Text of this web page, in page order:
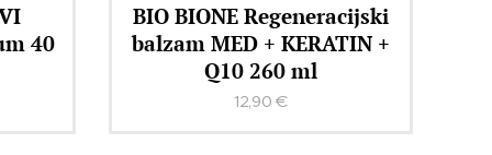
+
BIO BIONE MEDOVI
ELIKSIR regeneracijska
krema za obraz 51 ml
14,90 €